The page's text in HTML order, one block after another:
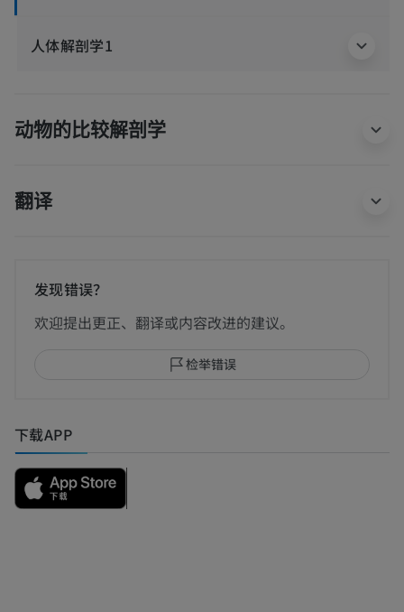
人体解剖学1
动物的比较解剖学
翻译
发现错误？
欢迎提出更正、翻译或内容改进的建议。
检举错误
下载APP